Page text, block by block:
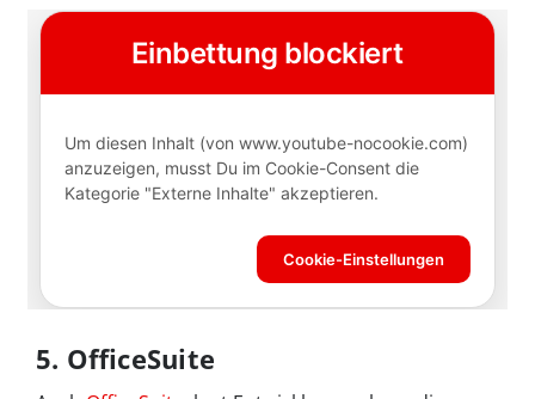
5. OfficeSuite